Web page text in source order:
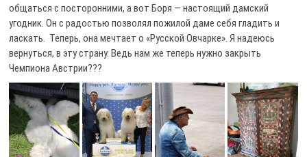
общаться с посторонними, а вот Боря — настоящий дамский
угодник. Он с радостью позволял пожилой даме себя гладить и
ласкать. Теперь, она мечтает о «Русской Овчарке». Я надеюсь
вернуться, в эту страну. Ведь нам же теперь нужно закрыть
Чемпиона Австрии???